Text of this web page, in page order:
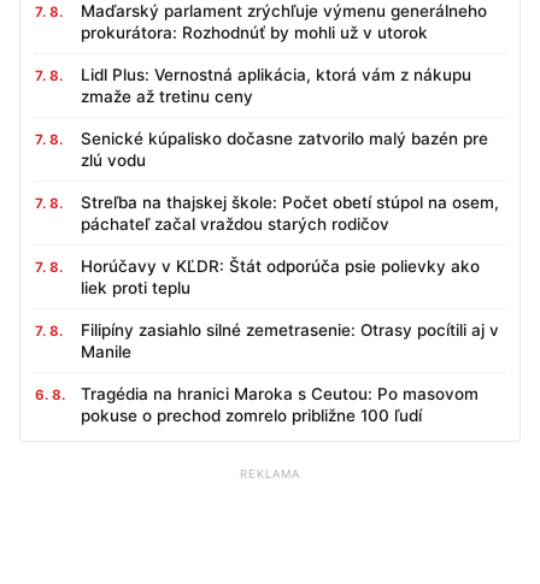
7. 8.
Maďarský parlament zrýchľuje výmenu generálneho
prokurátora: Rozhodnúť by mohli už v utorok
7. 8.
Lidl Plus: Vernostná aplikácia, ktorá vám z nákupu
zmaže až tretinu ceny
7. 8.
Senické kúpalisko dočasne zatvorilo malý bazén pre
zlú vodu
7. 8.
Streľba na thajskej škole: Počet obetí stúpol na osem,
páchateľ začal vraždou starých rodičov
7. 8.
Horúčavy v KĽDR: Štát odporúča psie polievky ako
liek proti teplu
7. 8.
Filipíny zasiahlo silné zemetrasenie: Otrasy pocítili aj v
Manile
6. 8.
Tragédia na hranici Maroka s Ceutou: Po masovom
pokuse o prechod zomrelo približne 100 ľudí
REKLAMA